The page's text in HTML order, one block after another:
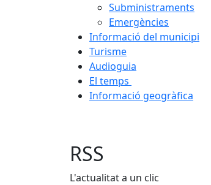
Subministraments
Emergències
Informació del municipi
Turisme
Audioguia
El temps
Informació geogràfica
RSS
L'actualitat a un clic